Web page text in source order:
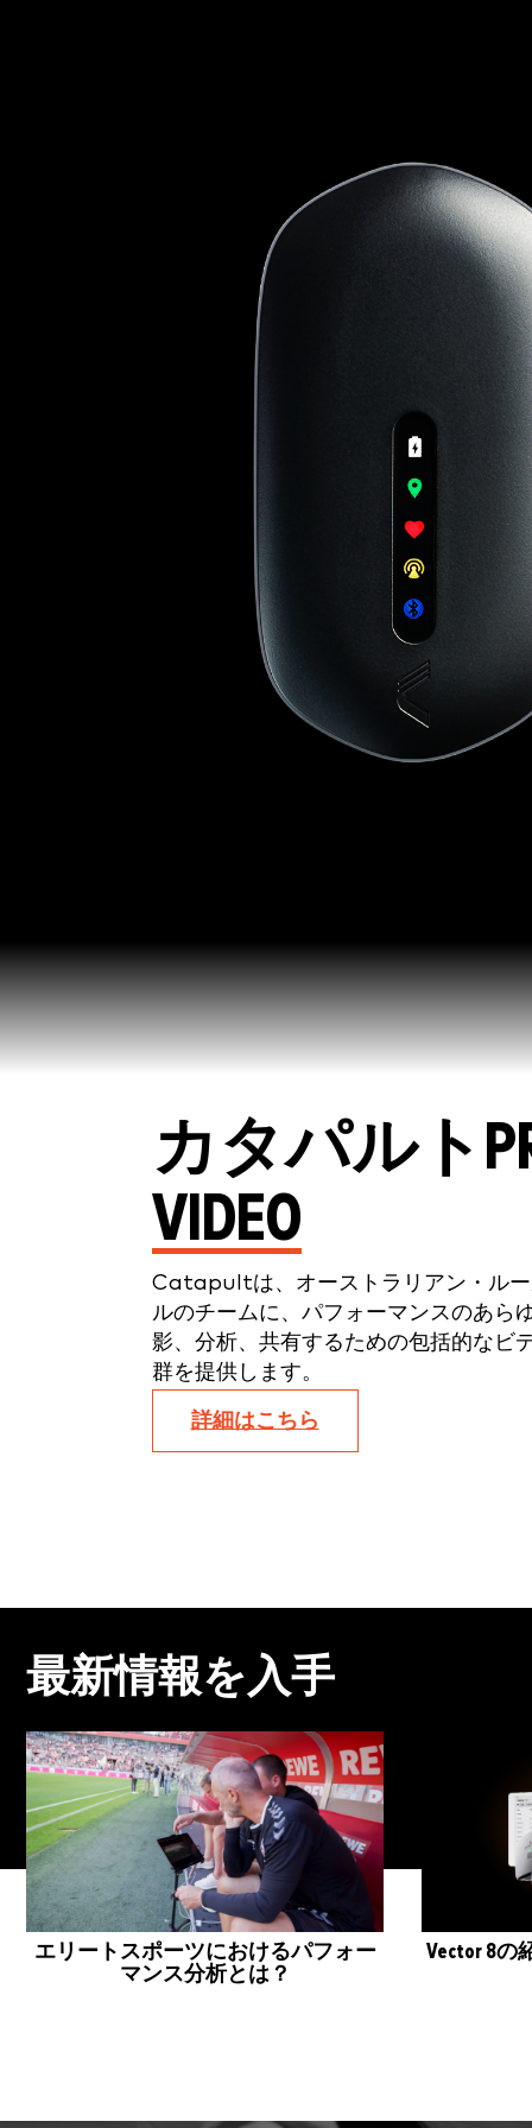
カタパルト
VIDEO
Catapultは、オーストラリアン・ルー
ルのチームに、パフォーマンスのあら
影、分析、共有するための包括的なビ
群を提供します。
詳細はこちら
最新情報を入手
エリートスポーツにおけるパフォー
マンス分析とは？
Vector 8の